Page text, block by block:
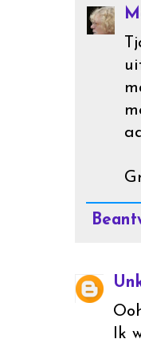
Ik